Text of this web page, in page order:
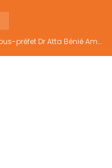
Indépendance 2026 À Yakassé-Mé: Le sous-préfet Dr Atta Bénié Amédé appelle à l’unité, à la sécurité et au développement